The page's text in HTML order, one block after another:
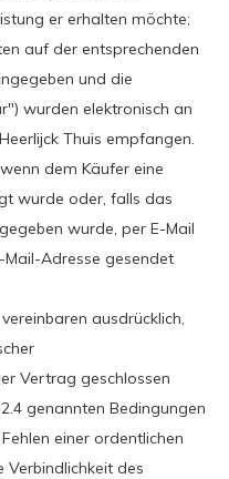
er erhalten möchte;
auf der entsprechenden
und die
wurden elektronisch an
Thuis empfangen.
dem Käufer eine
wurde oder, falls das
wurde, per E-Mail
Adresse gesendet
ausdrücklich,
Vertrag geschlossen
genannten Bedingungen
einer ordentlichen
Verbindlichkeit des